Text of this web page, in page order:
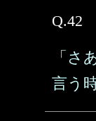
Q.42
「さ
言う